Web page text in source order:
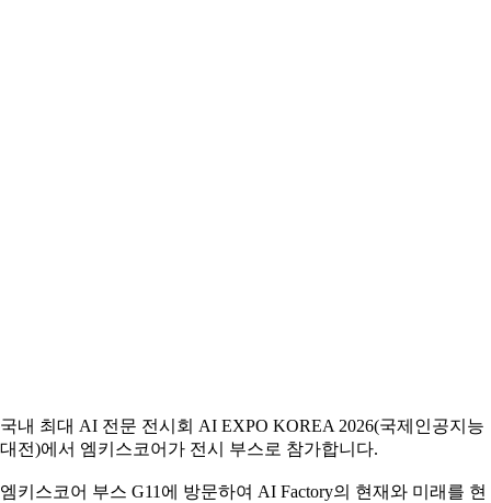
국내 최대 AI 전문 전시회 AI EXPO KOREA 2026(국제인공지능
대전)에서 엠키스코어가 전시 부스로 참가합니다.
엠키스코어 부스 G11에 방문하여 AI Factory의 현재와 미래를 현